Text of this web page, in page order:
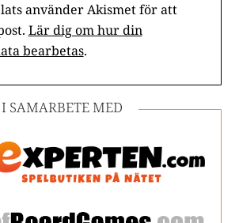
använder Akismet för att
Lär dig om hur din
bearbetas.
I SAMARBETE MED